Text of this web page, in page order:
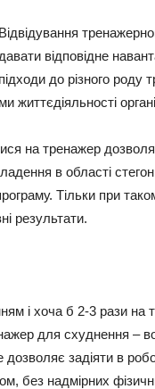
Відвідування
давати відповідне
підходи до різного роду
життєдіяльності
на тренажер
в області
Тільки при
результати.
і хоча б 2-3 рази на
для схуднення –
дозволяє задіяти в
без надмірних